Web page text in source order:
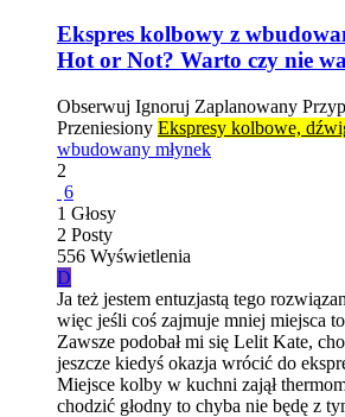
Ekspres kolbowy z
Hot or Not? Warto czy nie
Obserwuj Ignoruj Zaplanowany
Przeniesiony Ekspresy kolbowe,
wbudowany młynek
2
6
1 Głosy
2 Posty
556 Wyświetlenia
D
Ja też jestem entuzjastą tego
więc jeśli coś zajmuje mniej miejsca
Zawsze podobał mi się Lelit Kate,
jeszcze kiedyś okazja wrócić do
Miejsce kolby w kuchni zajął
chodzić głodny to chyba nie będę z